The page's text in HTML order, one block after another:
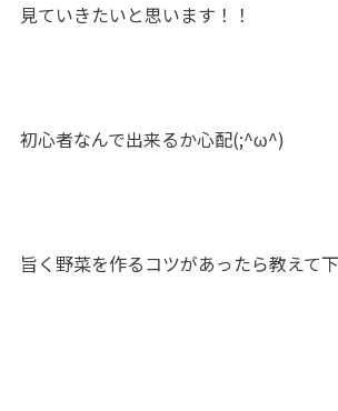
見ていきたいと思います！！
初心者なんで出来るか心配(;^ω^)
旨く野菜を作るコツがあったら教えて